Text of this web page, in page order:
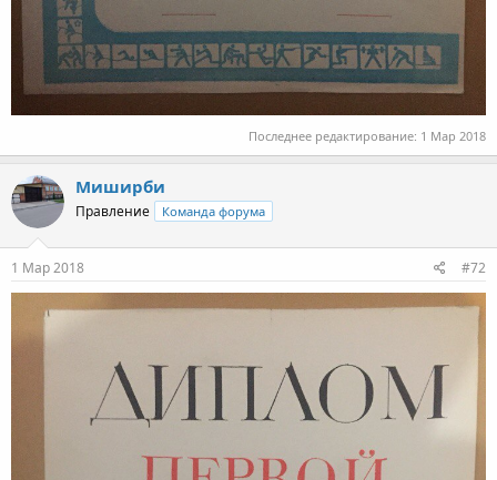
Последнее редактирование: 1 Мар 2018
Миширби
Правление Команда форума
1 Мар 2018 #72